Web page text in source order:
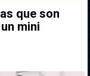
que son
mini